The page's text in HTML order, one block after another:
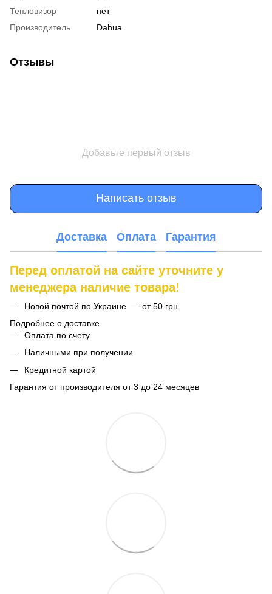
Тепловизор
нет
Производитель
Dahua
Отзывы
Добавьте первый отзыв
Написать отзыв
Доставка Оплата Гарантия
Перед оплатой на сайте уточните у
менеджера наличие товара!
Новой почтой по Украине — от 50 грн.
Подробнее о доставке
Оплата по счету
Наличными при получении
Кредитной картой
Гарантия от производителя от 3 до 24 месяцев